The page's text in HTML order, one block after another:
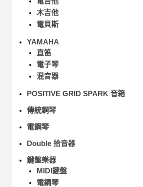
木吉他
電貝斯
YAMAHA
直笛
電子琴
混音器
POSITIVE GRID SPARK 音箱
傳統鋼琴
電鋼琴
Double 拾音器
鍵盤樂器
MIDI鍵盤
電鋼琴